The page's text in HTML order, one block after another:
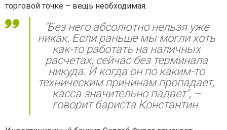
торговой точке – вещь необходимая.
"Без него абсолютно нельзя уже
никак. Если раньше мы могли хоть
как-то работать на наличных
расчетах, сейчас без терминала
никуда. И когда он по каким-то
техническим причинам пропадает,
касса значительно падает", –
говорит бариста Константин.